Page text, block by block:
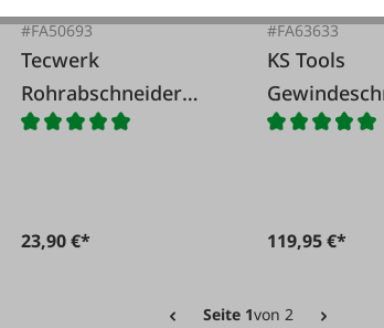
#FA50693
Tecwerk
Rohrabschneider
Profi
23,90 €*
#FA63633
KS Tools
119,95 €*
Seite 1von 2